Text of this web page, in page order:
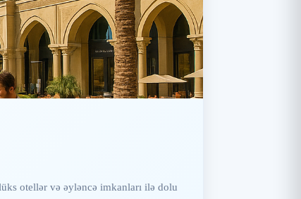
otellər və əyləncə imkanları ilə dolu